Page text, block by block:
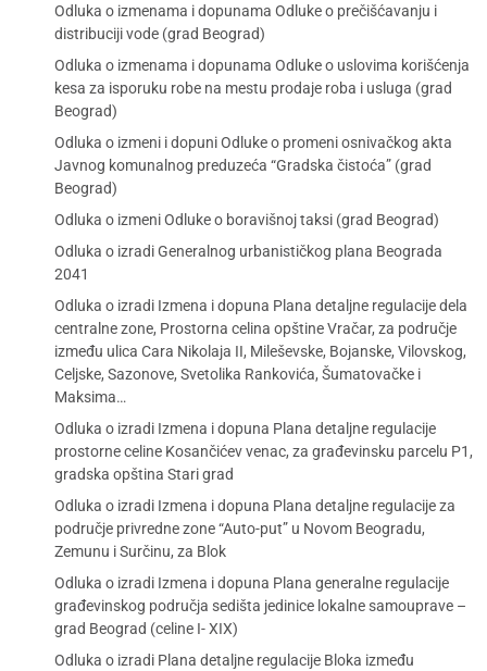
Odluka o izmenama i dopunama Odluke o prečišćavanju i
distribuciji vode (grad Beograd)
Odluka o izmenama i dopunama Odluke o uslovima korišćenja
kesa za isporuku robe na mestu prodaje roba i usluga (grad
Beograd)
Odluka o izmeni i dopuni Odluke o promeni osnivačkog akta
Javnog komunalnog preduzeća “Gradska čistoća” (grad
Beograd)
Odluka o izmeni Odluke o boravišnoj taksi (grad Beograd)
Odluka o izradi Generalnog urbanističkog plana Beograda
2041
Odluka o izradi Izmena i dopuna Plana detaljne regulacije dela
centralne zone, Prostorna celina opštine Vračar, za područje
između ulica Cara Nikolaja II, Mileševske, Bojanske, Vilovskog,
Celjske, Sazonove, Svetolika Rankovića, Šumatovačke i
Maksima…
Odluka o izradi Izmena i dopuna Plana detaljne regulacije
prostorne celine Kosančićev venac, za građevinsku parcelu P1,
gradska opština Stari grad
Odluka o izradi Izmena i dopuna Plana detaljne regulacije za
područje privredne zone “Auto-put” u Novom Beogradu,
Zemunu i Surčinu, za Blok
Odluka o izradi Izmena i dopuna Plana generalne regulacije
građevinskog područja sedišta jedinice lokalne samouprave –
grad Beograd (celine I- XIX)
Odluka o izradi Plana detaljne regulacije Bloka između